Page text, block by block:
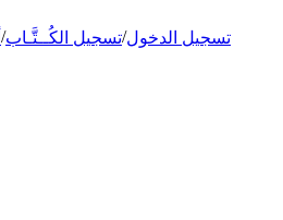
تسجيل الدخول/تسجيل الكُــتَّـاب/